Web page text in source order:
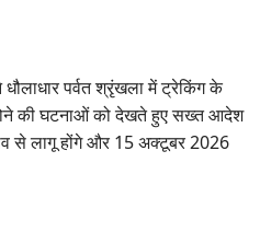
पर्वत श्रृंखला में ट्रेकिंग के
की घटनाओं को देखते हुए सख्त आदेश
से लागू होंगे और 15 अक्टूबर 2026